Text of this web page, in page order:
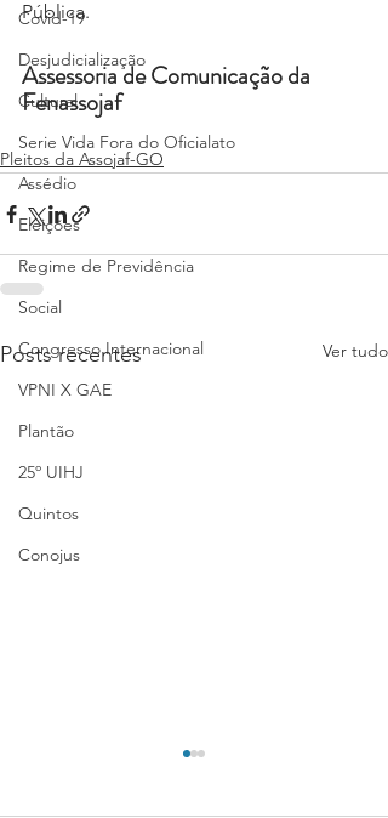
Covid-19
Desjudicialização
Cultural
Serie Vida Fora do Oficialato
Assédio
Eleições
Regime de Previdência
Social
Congresso Internacional
VPNI X GAE
Plantão
25º UIHJ
Quintos
Conojus
Pública.
Assessoria de Comunicação da
Fenassojaf
Pleitos da Assojaf-GO
Posts recentes Ver tudo